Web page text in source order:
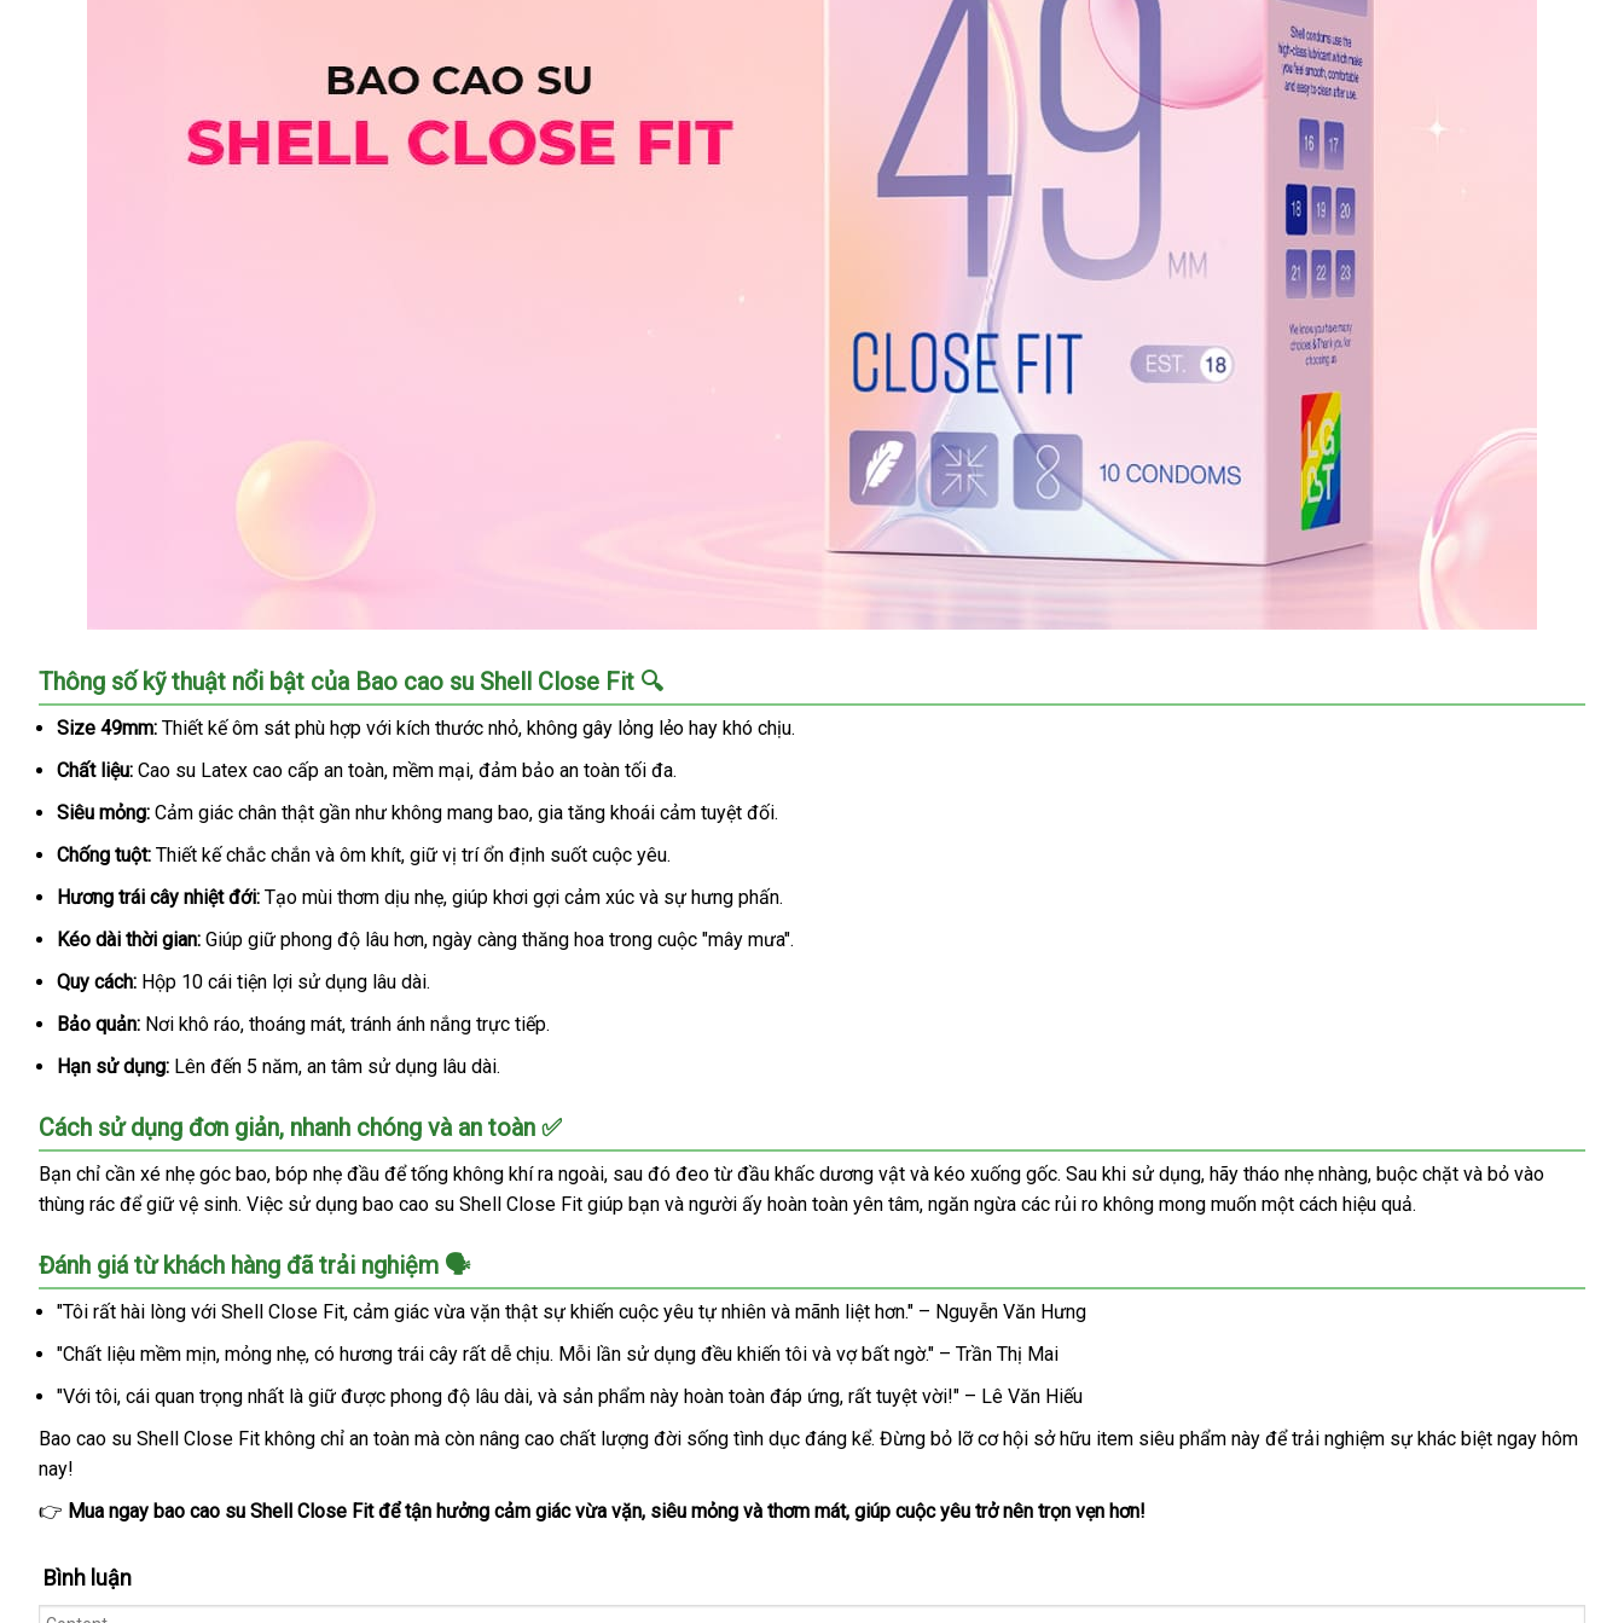
Bao
cao
su
Close
Fit
49mm
siêu
chống
tuột
dài
thời
gian
Thông số kỹ thuật nổi bật của Bao cao su Shell Close Fit 🔍
Size 49mm: Thiết kế ôm sát phù hợp với kích thước nhỏ, không gây lỏng lẻo hay khó chịu.
Chất liệu: Cao su Latex cao cấp an toàn, mềm mại, đảm bảo an toàn tối đa.
Siêu mỏng: Cảm giác chân thật gần như không mang bao, gia tăng khoái cảm tuyệt đối.
Chống tuột: Thiết kế chắc chắn và ôm khít, giữ vị trí ổn định suốt cuộc yêu.
Hương trái cây nhiệt đới: Tạo mùi thơm dịu nhẹ, giúp khơi gợi cảm xúc và sự hưng phấn.
Kéo dài thời gian: Giúp giữ phong độ lâu hơn, ngày càng thăng hoa trong cuộc "mây mưa".
Quy cách: Hộp 10 cái tiện lợi sử dụng lâu dài.
Bảo quản: Nơi khô ráo, thoáng mát, tránh ánh nắng trực tiếp.
Hạn sử dụng: Lên đến 5 năm, an tâm sử dụng lâu dài.
Cách sử dụng đơn giản, nhanh chóng và an toàn ✅
Bạn chỉ cần xé nhẹ góc bao, bóp nhẹ đầu để tống không khí ra ngoài, sau đó đeo từ đầu khấc dương vật và kéo xuống gốc. Sau khi sử dụng, hãy tháo nhẹ nhàng, buộc chặt và bỏ vào
thùng rác để giữ vệ sinh. Việc sử dụng bao cao su Shell Close Fit giúp bạn và người ấy hoàn toàn yên tâm, ngăn ngừa các rủi ro không mong muốn một cách hiệu quả.
Đánh giá từ khách hàng đã trải nghiệm 🗣️
"Tôi rất hài lòng với Shell Close Fit, cảm giác vừa vặn thật sự khiến cuộc yêu tự nhiên và mãnh liệt hơn." – Nguyễn Văn Hưng
"Chất liệu mềm mịn, mỏng nhẹ, có hương trái cây rất dễ chịu. Mỗi lần sử dụng đều khiến tôi và vợ bất ngờ." – Trần Thị Mai
"Với tôi, cái quan trọng nhất là giữ được phong độ lâu dài, và sản phẩm này hoàn toàn đáp ứng, rất tuyệt vời!" – Lê Văn Hiếu
Bao cao su Shell Close Fit không chỉ an toàn mà còn nâng cao chất lượng đời sống tình dục đáng kể. Đừng bỏ lỡ cơ hội sở hữu item siêu phẩm này để trải nghiệm sự khác biệt ngay hôm
nay!
👉 Mua ngay bao cao su Shell Close Fit để tận hưởng cảm giác vừa vặn, siêu mỏng và thơm mát, giúp cuộc yêu trở nên trọn vẹn hơn!
Bình luận